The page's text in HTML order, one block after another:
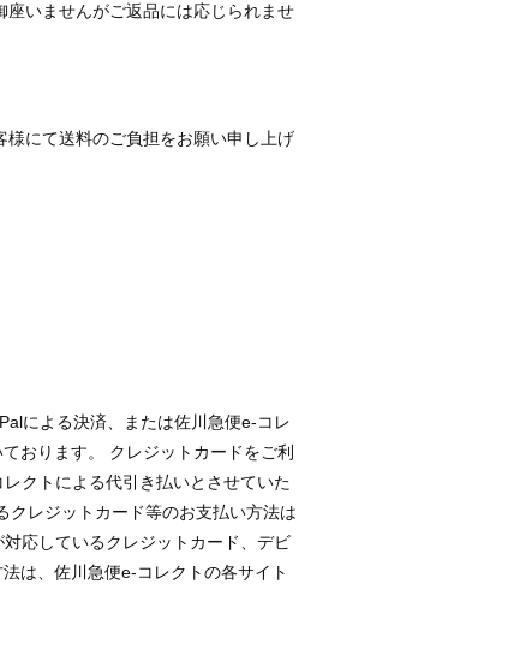
いませんがご返品には応じられませ
にて送料のご負担をお願い申し上げ
による決済、または佐川急便e-コレ
おります。 クレジットカードをご利
クトによる代引き払いとさせていた
クレジットカード等のお支払い方法は
応しているクレジットカード、デビ
は、佐川急便e-コレクトの各サイト